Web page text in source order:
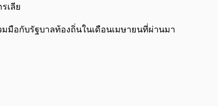
เลีย
มมือกับรัฐบาลท้องถิ่นในเดือนเมษายนที่ผ่านมา